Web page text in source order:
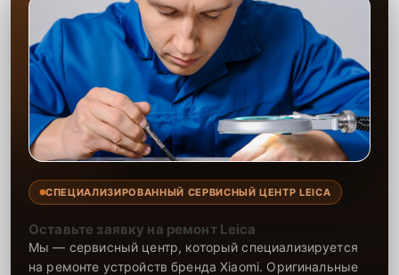
СПЕЦИАЛИЗИРОВАННЫЙ СЕРВИСНЫЙ ЦЕНТР LEICA
Оставьте заявку на ремонт Leica
Мы — сервисный центр, который специализируется
на ремонте устройств бренда Xiaomi. Оригинальные